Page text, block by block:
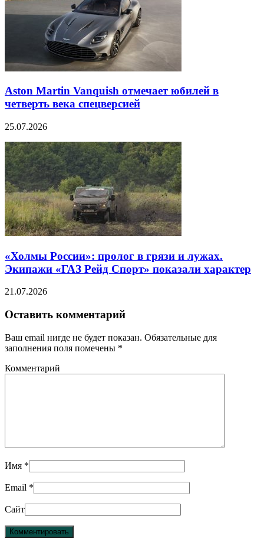
Aston Martin Vanquish отмечает юбилей в
четверть века спецверсией
25.07.2026
«Холмы России»: пролог в грязи и лужах.
Экипажи «ГАЗ Рейд Спорт» показали характер
21.07.2026
Оставить комментарий
Ваш email нигде не будет показан. Обязательные для
заполнения поля помечены *
Комментарий
Имя *
Email *
Сайт